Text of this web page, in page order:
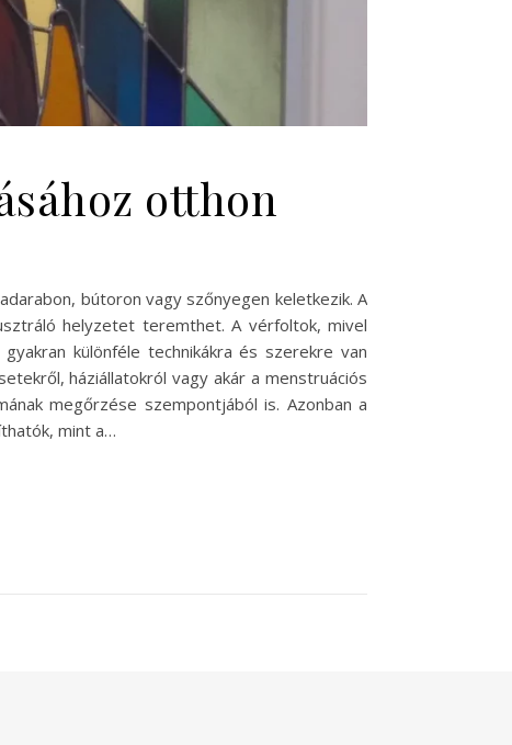
otthon
bútoron vagy szőnyegen keletkezik. A
helyzetet teremthet. A vérfoltok, mivel
különféle technikákra és szerekre van
háziállatokról vagy akár a menstruációs
megőrzése szempontjából is. Azonban a
mint a…